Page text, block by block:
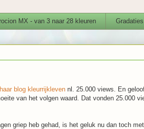
MX - van 3 naar 28 kleuren
haar blog kleurrijkleven nl. 25.000 views. En
van het volgen waard. Dat vonden 25.000
griep heb gehad, is het geluk nu dan toch met